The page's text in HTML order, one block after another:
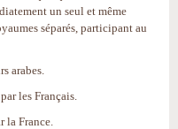
un seul et même
séparés, participant au
arabes.
les Français.
la France.